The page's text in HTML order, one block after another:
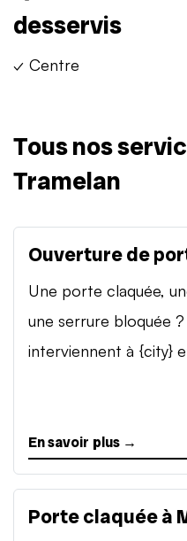
desservis
✓ Centre
Tous nos
Tramelan
Ouverture de
Une porte claquée,
une serrure bloquée
interviennent à {city}
En savoir plus →
Porte claquée à